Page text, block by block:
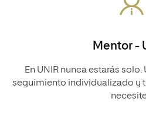
Mentor -
En UNIR nunca estarás
seguimiento individualizado y